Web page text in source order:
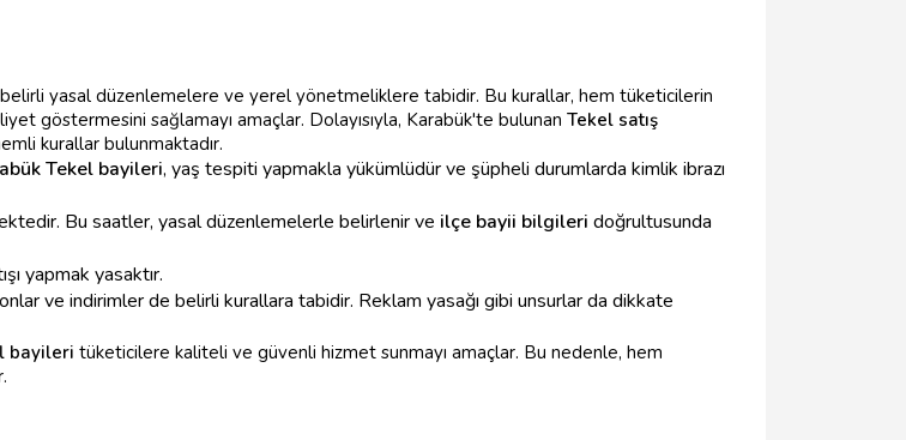
belirli yasal düzenlemelere ve yerel yönetmeliklere tabidir. Bu kurallar, hem tüketicilerin
göstermesini sağlamayı amaçlar. Dolayısıyla, Karabük'te bulunan Tekel satış
kurallar bulunmaktadır.
Tekel bayileri, yaş tespiti yapmakla yükümlüdür ve şüpheli durumlarda kimlik ibrazı
Bu saatler, yasal düzenlemelerle belirlenir ve ilçe bayii bilgileri doğrultusunda
yapmak yasaktır.
ve indirimler de belirli kurallara tabidir. Reklam yasağı gibi unsurlar da dikkate
bayileri tüketicilere kaliteli ve güvenli hizmet sunmayı amaçlar. Bu nedenle, hem